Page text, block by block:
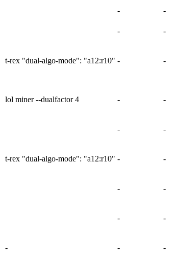
- -
- -
t-rex "dual-algo-mode": "a12:r10" - -
lol miner --dualfactor 4 - -
- -
t-rex "dual-algo-mode": "a12:r10" - -
- -
- -
- - -